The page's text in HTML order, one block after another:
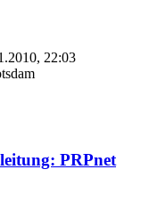
22:03
PRPnet